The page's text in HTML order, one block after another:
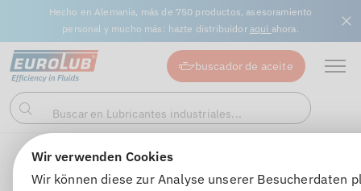
Wir verwenden Cookies
Wir können diese zur Analyse unserer Besucherdaten
Hecho en Alemania, más de 750 productos, asesoramiento
personal y mucho más: hazte distribuidor aquí ahora.
buscador de aceite
Buscar
en
Buscar en Lubricantes industriales...
Lubricantes industriales